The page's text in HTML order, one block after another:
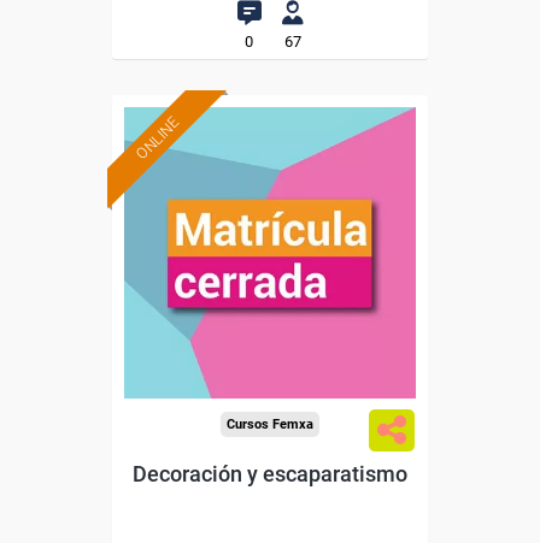
0 67
ONLINE
Cursos Femxa
Decoración y escaparatismo